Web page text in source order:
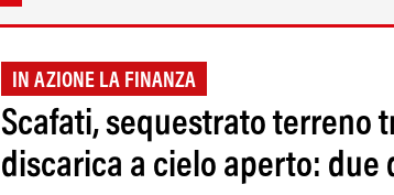
IN AZIONE LA FINANZA
Scafati, sequestrato terreno
discarica a cielo aperto: due